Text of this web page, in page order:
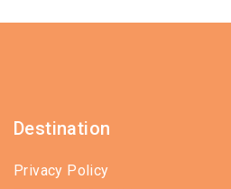
Destination
Privacy Policy